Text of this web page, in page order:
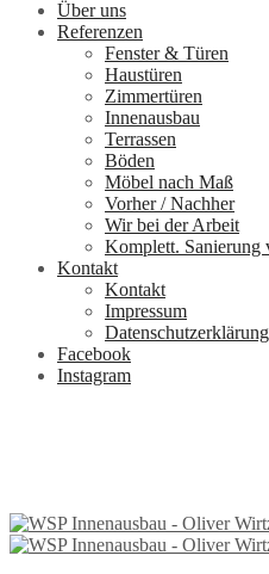
Über uns
Referenzen
Fenster & Türen
Haustüren
Zimmertüren
Innenausbau
Terrassen
Böden
Möbel nach Maß
Vorher / Nachher
Wir bei der Arbeit
Komplett. Sanierung
Kontakt
Kontakt
Impressum
Datenschutzerklärung
Facebook
Instagram